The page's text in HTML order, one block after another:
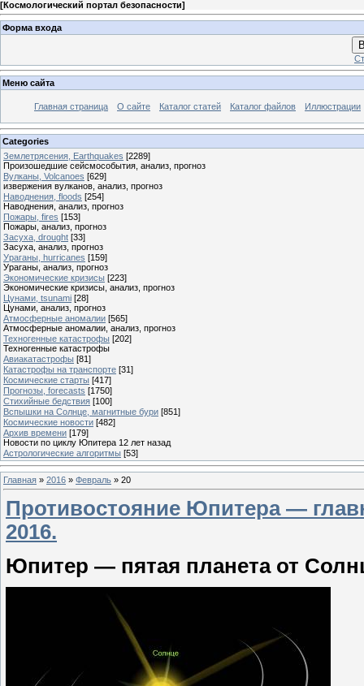
[Космологический портал безопасности]
Форма входа
Меню сайта
Главная страница О сайте Каталог статей Каталог файлов Иллюстрации
Categories
Землетрясения, Earthquakes [2289]
Произошедшие сейсмособытия, анализ, прогноз
Вулканы, Volcanoes [629]
извержения вулканов, анализ, прогноз
Наводнения, floods [254]
Наводнения, анализ, прогноз
Пожары, fires [153]
Пожары, анализ, прогноз
Засуха, drought [33]
Засуха, анализ, прогноз
Ураганы, hurricanes [159]
Ураганы, анализ, прогноз
Экономические кризисы [223]
Экономические кризисы, анализ, прогноз
Цунами, tsunami [28]
Цунами, анализ, прогноз
Атмосферные аномалии [565]
Атмосферные аномалии, анализ, прогноз
Техногенные катастрофы [202]
Техногенные катастрофы
Авиакатастрофы [81]
Катастрофы на транспорте [31]
Космические старты [417]
Прогнозы, forecasts [1750]
Стихийные бедствия [100]
Вспышки на Солнце, магнитные бури [851]
Космические новости [482]
Архив времени [179]
Новости по циклу Юпитера 12 лет назад
Астрологические алгоритмы [53]
Главная » 2016 » Февраль » 20
Противостояние Юпитера —
2016.
Юпитер — пятая планета от